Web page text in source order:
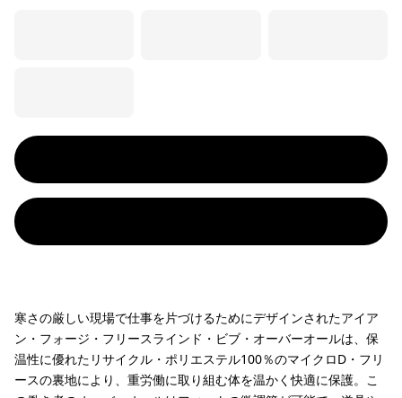
寒さの厳しい現場で仕事を片づけるためにデザインされたアイア
ン・フォージ・フリースラインド・ビブ・オーバーオールは、保
温性に優れたリサイクル・ポリエステル100％のマイクロD・フリ
ースの裏地により、重労働に取り組む体を温かく快適に保護。こ